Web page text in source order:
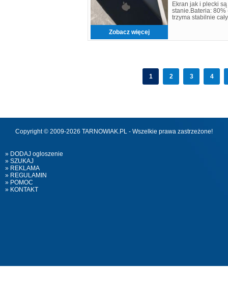
Zobacz więcej
Ekran jak i plecki
stanie.Bateria:
trzyma stabilnie
1 2 3 4
Copyright © 2009-2026 TARNOWIAK.PL - Wszelkie prawa zastrzeżone!
» DODAJ ogloszenie
» SZUKAJ
» REKLAMA
» REGULAMIN
» POMOC
» KONTAKT